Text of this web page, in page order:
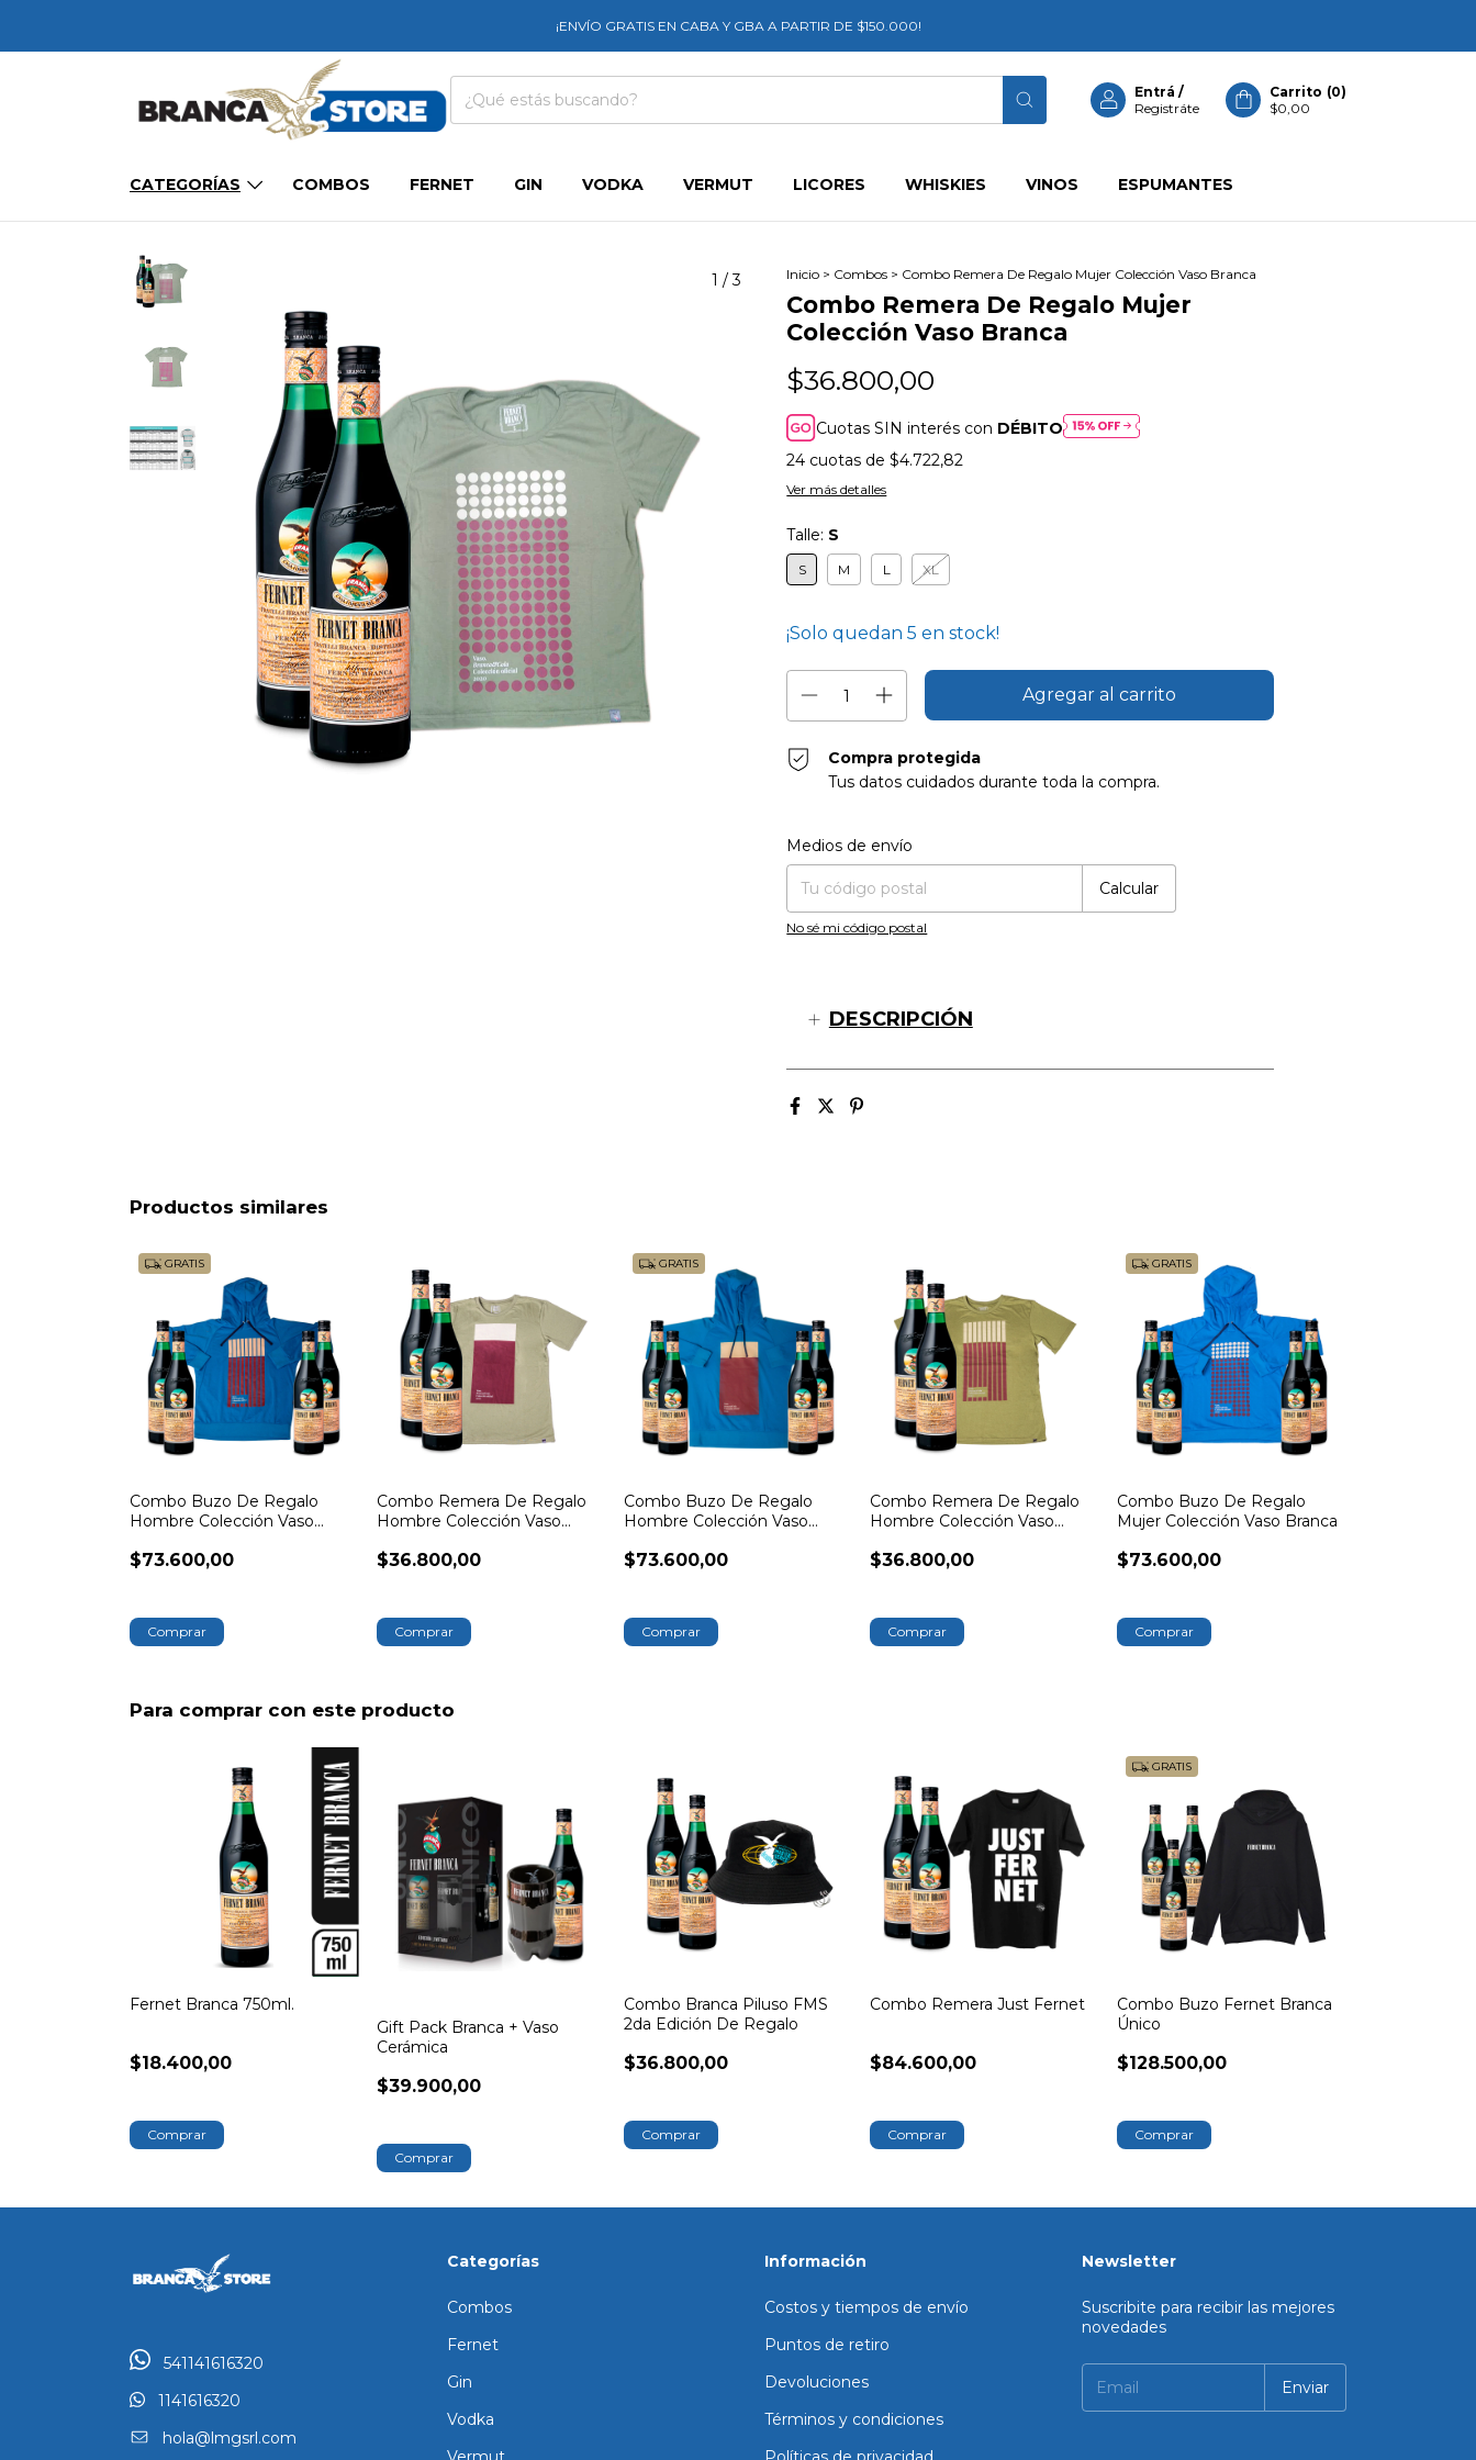
¡ENVÍO GRATIS EN CABA Y GBA A PARTIR DE $150.000!
Entrá /
Registráte
Carrito (0)
$0,00
CATEGORÍAS COMBOS FERNET GIN VODKA VERMUT LICORES WHISKIES VINOS ESPUMANTES
1 /3 Inicio > Combos > Combo Remera De Regalo Mujer Colección Vaso Branca
Combo Remera De Regalo Mujer
Colección Vaso Branca
$36.800,00
Cuotas SIN interés con DÉBITO
24 cuotas de$4.722,82
Ver más detalles
Talle: S
S M L XL
¡Solo quedan5 en stock!
Compra protegida
Tus datos cuidados durante toda la compra.
Entregas para el CP:
Medios de envío
Calcular
No sé mi código postal
DESCRIPCIÓN
Productos similares
GRATIS
Combo Buzo De Regalo
Hombre Colección Vaso
$73.600,00
Comprar
Combo Remera De Regalo
Hombre Colección Vaso
$36.800,00
Comprar
GRATIS
Combo Buzo De Regalo
Hombre Colección Vaso
$73.600,00
Comprar
Combo Remera De Regalo
Hombre Colección Vaso
$36.800,00
Comprar
GRATIS
Combo Buzo De Regalo
Mujer Colección Vaso Branca
$73.600,00
Comprar
Para comprar con este producto
Fernet Branca 750ml.
$18.400,00
Gift Pack Branca + Vaso
Cerámica
$39.900,00
Combo Branca Piluso FMS
2da Edición De Regalo
$36.800,00
Combo Remera Just Fernet
$84.600,00
Comprar
GRATIS
Combo Buzo Fernet Branca
Único
$128.500,00
Comprar
541141616320
1141616320
hola@lmgsrl.com
Categorías
Combos
Fernet
Gin
Vodka
Información
Costos y tiempos de envío
Puntos de retiro
Devoluciones
Términos y condiciones
Newsletter
Suscribite para recibir las mejores
novedades